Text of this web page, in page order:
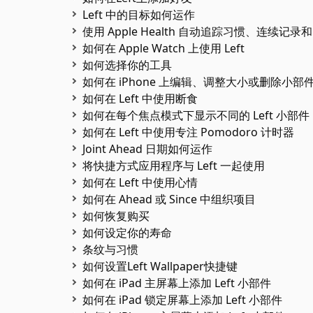
Left 中的目标如何运作
使用 Apple Health 自动追踪习惯、连续记录
如何在 Apple Watch 上使用 Left
如何选择你的工具
如何在 iPhone 上编辑、调整大小或删除小部
如何在 Left 中使用断食
如何在每个焦点模式下显示不同的 Left 小部件
如何在 Left 中使用专注 Pomodoro 计时器
Joint Ahead 日期如何运作
将快捷方式应用程序与 Left 一起使用
如何在 Left 中使用心情
如何在 Ahead 或 Since 中组织项目
如何恢复购买
如何设定你的寿命
条纹与习惯
如何设置Left Wallpaper快捷键
如何在 iPad 主屏幕上添加 Left 小部件
如何在 iPad 锁定屏幕上添加 Left 小部件